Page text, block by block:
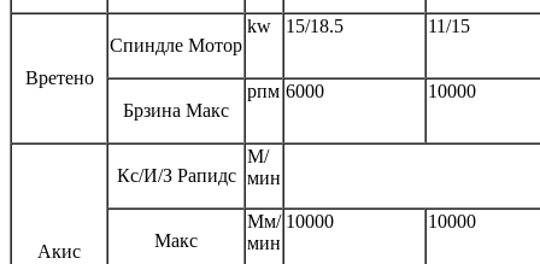
Вретено
Спиндле Мотор
kw 15/18.5 11/15
Брзина Макс
рпм 6000 10000
Акис
Кс/И/З Рапидс
М/
мин
Макс
Мм/
мин
10000 10000